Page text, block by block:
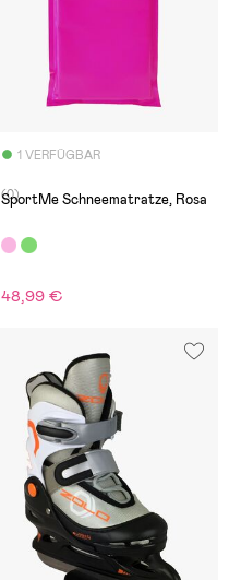
1 VERFÜGBAR
(0)
SportMe Schneematratze, Rosa
48,99 €